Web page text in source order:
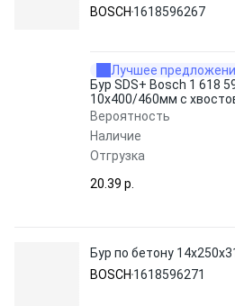
BOSCH 1618596267
Лучшее
Бур SDS+ Bosch 1 618
10x400/460мм с
Вероятность
Наличие
Отгрузка
20.39 p.
Бур по бетону
BOSCH 1618596271